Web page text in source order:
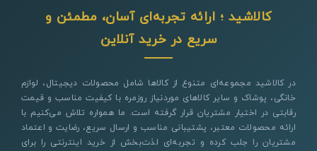
کالاشید ؛ ارائه تجربه‌ای آسان، مطمئن و
سریع در خرید آنلاین
در کالاشید مجموعه‌ای متنوع از کالاها شامل محصولات دیجیتال، لوازم
خانگی، پوشاک و سایر کالاهای موردنیاز روزمره با کیفیت مناسب و قیمت
رقابتی در اختیار مشتریان قرار گرفته است. ما همواره تلاش می‌کنیم با
ارائه محصولات معتبر، پشتیبانی مناسب و ارسال سریع، رضایت و اعتماد
مشتریان را جلب کرده و تجربه‌ای لذت‌بخش از خرید اینترنتی را برای